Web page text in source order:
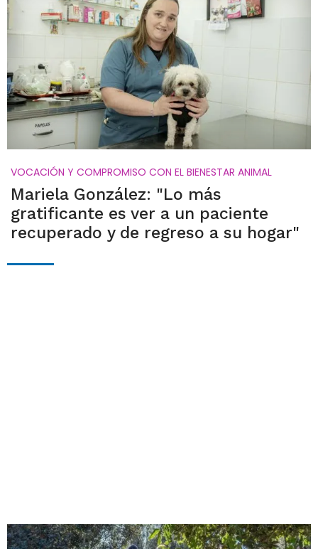
VOCACIÓN Y COMPROMISO CON EL BIENESTAR ANIMAL
Mariela González: "Lo más
gratificante es ver a un paciente
recuperado y de regreso a su hogar"